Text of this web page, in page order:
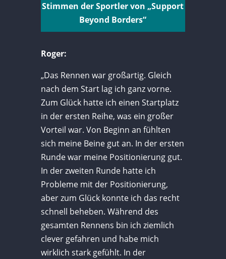
Stimmen der Sportler von „Support
Beyond Borders“
Roger:
„Das Rennen war großartig. Gleich
nach dem Start lag ich ganz vorne.
Zum Glück hatte ich einen Startplatz
in der ersten Reihe, was ein großer
Vorteil war. Von Beginn an fühlten
sich meine Beine gut an. In der ersten
Runde war meine Positionierung gut.
In der zweiten Runde hatte ich
Probleme mit der Positionierung,
aber zum Glück konnte ich das recht
schnell beheben. Während des
gesamten Rennens bin ich ziemlich
clever gefahren und habe mich
wirklich stark gefühlt. In der